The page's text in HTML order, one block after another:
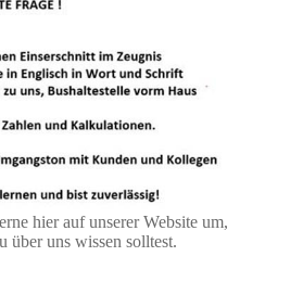
hier auf unserer Website um,
über uns wissen solltest.